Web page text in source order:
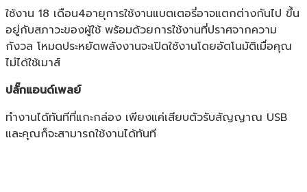
ใช้งาน 18 เดือน4อายุการใช้งานแบตเตอรี่อาจแตกต่างกันไป ขึ้น
อยู่กับสภาวะของผู้ใช้ พร้อมด้วยการใช้งานที่ปราศจากความ
กังวล โหมดประหยัดพลังงานจะเปิดใช้งานโดยอัตโนมัติเมื่อคุณ
ไม่ได้ใช้เมาส์
ปลั๊กแอนด์เพลย์
ทำงานได้ทันทีที่แกะกล่อง เพียงแค่เสียบตัวรับสัญญาณ USB
และคุณก็จะสามารถใช้งานได้ทันที